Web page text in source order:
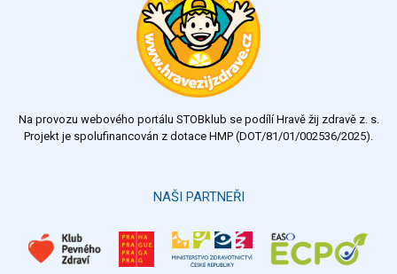
Výsledky Všechny ankety
Na provozu webového portálu STOBklub se podílí Hravě žij zdravě z. s.
Projekt je spolufinancován z dotace HMP (DOT/81/01/002536/2025).
NAŠI PARTNEŘI